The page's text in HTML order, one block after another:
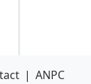
| ANPC